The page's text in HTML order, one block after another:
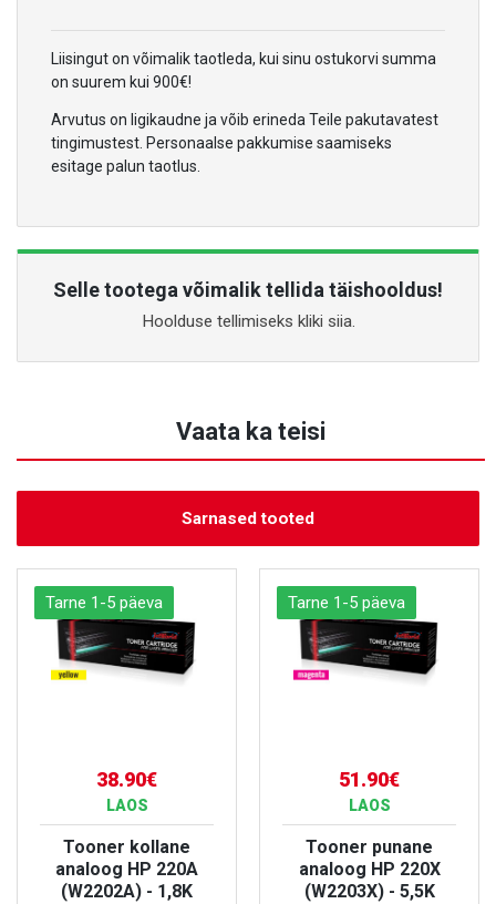
Liisingut on võimalik taotleda, kui sinu ostukorvi summa
on suurem kui 900€!
Arvutus on ligikaudne ja võib erineda Teile pakutavatest
tingimustest. Personaalse pakkumise saamiseks
esitage palun taotlus.
Selle tootega võimalik tellida täishooldus!
Hoolduse tellimiseks kliki siia.
Vaata ka teisi
Sarnased tooted
Tarne 1-5 päeva
38.90€
LAOS
Tooner kollane
analoog HP 220A
(W2202A) - 1,8K
Tarne 1-5 päeva
51.90€
LAOS
Tooner punane
analoog HP 220X
(W2203X) - 5,5K